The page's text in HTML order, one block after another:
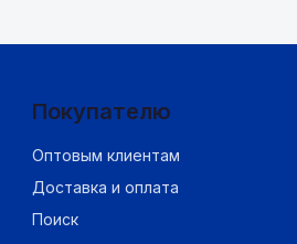
Покупателю
Оптовым клиентам
Доставка и оплата
Поиск